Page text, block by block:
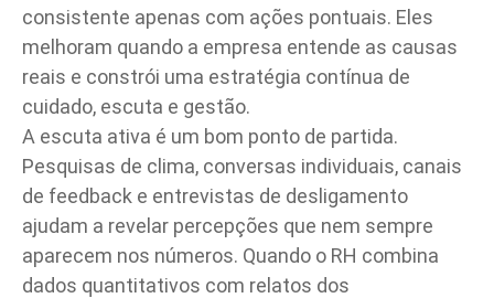
consistente apenas com ações pontuais. Eles
melhoram quando a empresa entende as causas
reais e constrói uma estratégia contínua de
cuidado, escuta e gestão.
A escuta ativa é um bom ponto de partida.
Pesquisas de clima, conversas individuais, canais
de feedback e entrevistas de desligamento
ajudam a revelar percepções que nem sempre
aparecem nos números. Quando o RH combina
dados quantitativos com relatos dos